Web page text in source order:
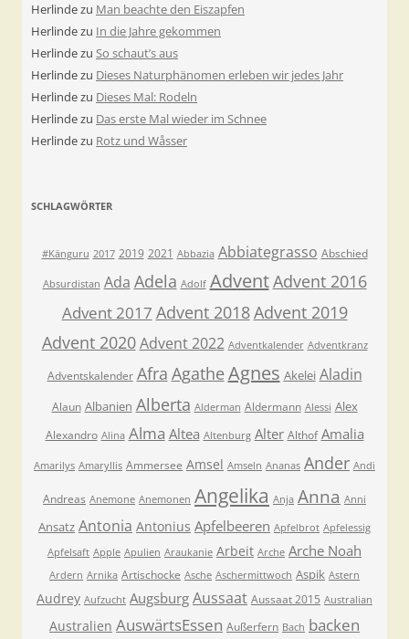
Herlindezu Man beachte den Eiszapfen
Herlindezu In die Jahre gekommen
Herlindezu So schaut’s aus
Herlindezu Dieses Naturphänomen erleben wir jedes Jahr
Herlindezu Dieses Mal: Rodeln
Herlindezu Das erste Mal wieder im Schnee
Herlindezu Rotz und Wåsser
SCHLAGWÖRTER
#Känguru 2017 2019 2021 Abbazia Abbiategrasso Abschied
Absurdistan Ada Adela Adolf AdventAdvent 2016
Advent 2017 Advent 2018Advent 2019
Advent 2020 Advent 2022 Adventkalender Adventkranz
Adventskalender Afra Agathe Agnes Akelei Aladin
Alaun Albanien Alberta Alderman Aldermann Alessi Alex
Alexandro Alina Alma Altea Altenburg Alter Althof Amalia
Amarilys Amaryllis Ammersee Amsel Amseln Ananas Ander Andi
Andreas Anemone Anemonen Angelika Anja Anna Anni
Ansatz Antonia Antonius Apfelbeeren Apfelbrot Apfelessig
Apfelsaft Apple Apulien Araukanie Arbeit Arche Arche Noah
Ardern Arnika Artischocke Asche Aschermittwoch Aspik Astern
Audrey Aufzucht Augsburg Aussaat Aussaat 2015 Australian
Australien AuswärtsEssen Außerfern Bach backen